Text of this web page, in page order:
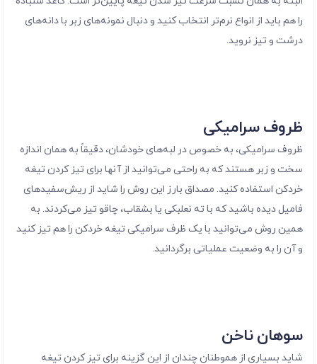
را هم باید از انواع نرم‌تر انتخاب کنید و دنبال نمونه‌های زبر با دانه‌های
درشت و تیز نروید.
ظروف سرامیکی
ظروف سرامیکی، به خصوص در لبه‌های خودشان، دقیقاً به همان اندازه
سخت و زبر هستند که به راحتی می‌توانید از آنها برای تیز کردن تیغه
خردکن استفاده کنید. مصداق بارز این روش را شاید از ریش‌سفیدهای
فامیل دیده باشید که با ته نعلبکی یا بشقاب، چاقو تیز می‌کردند. به
همین روش می‌توانید با یک ظرف سرامیکی تیغه خردکن را هم تیز کنید
و آن را به وضعیت عملیاتی برگردانید.
سوهان ناخن
شاید بسیاری از هموطنان چندان از این گزینه برای تیز کردن تیغه